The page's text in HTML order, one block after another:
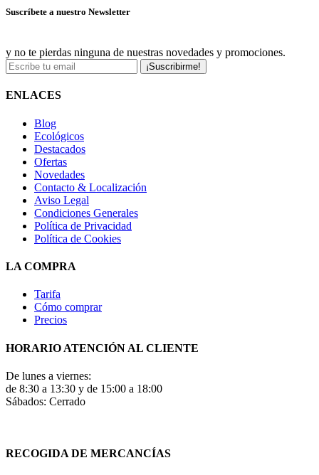
Suscríbete a nuestro Newsletter
y no te pierdas ninguna de nuestras novedades y promociones.
¡Suscribirme!
ENLACES
Blog
Ecológicos
Destacados
Ofertas
Novedades
Contacto & Localización
Aviso Legal
Condiciones Generales
Política de Privacidad
Política de Cookies
LA COMPRA
Tarifa
Cómo comprar
Precios
HORARIO ATENCIÓN AL CLIENTE
De lunes a viernes:
de 8:30 a 13:30 y de 15:00 a 18:00
Sábados: Cerrado
RECOGIDA DE MERCANCÍAS